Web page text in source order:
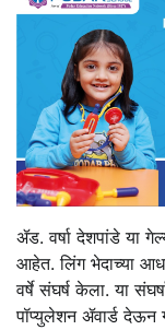
ॲड. वर्षा देशपांडे या
आहेत. लिंग भेदाच्या
वर्षे संघर्ष केला. या
पॉप्युलेशन ॲवार्ड देऊन